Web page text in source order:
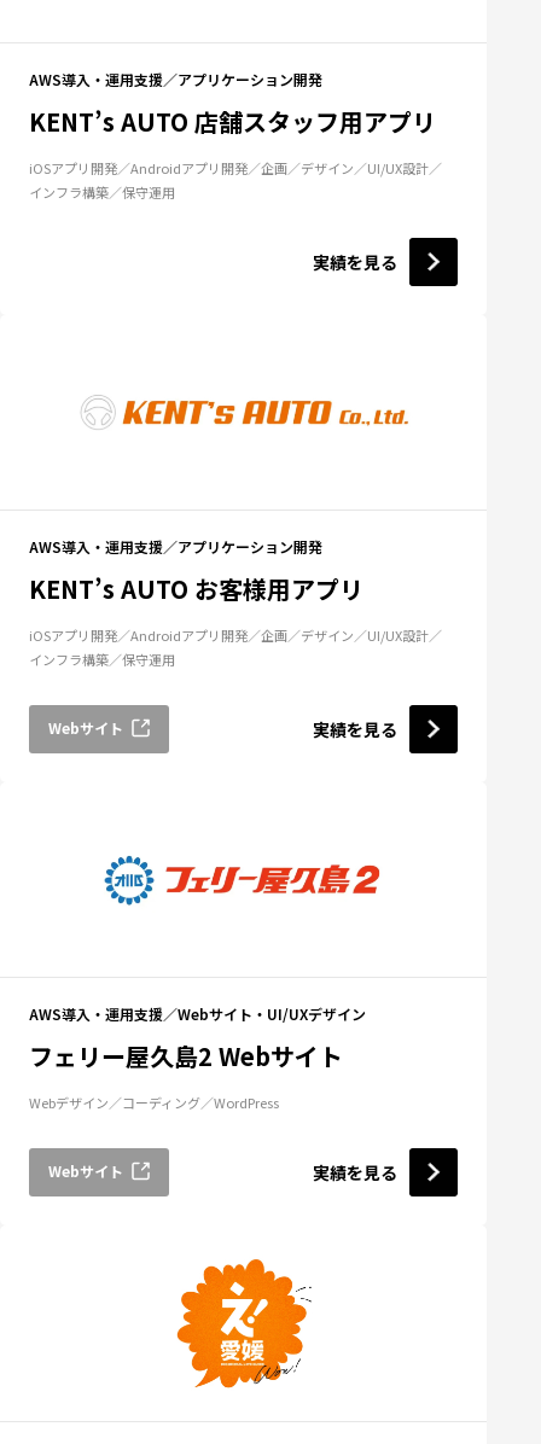
AWS導入・運用支援 アプリケーション開発
KENT’s AUTO 店舗スタッフ用アプリ
iOSアプリ開発 Androidアプリ開発 企画 デザイン
UI/UX設計
インフラ構築
保守運用
実績を見る
AWS導入・運用支援 アプリケーション開発
KENT’s AUTO お客様用アプリ
iOSアプリ開発 Androidアプリ開発 企画 デザイン
UI/UX設計
インフラ構築
保守運用
Webサイト 実績を見る
AWS導入・運用支援 Webサイト・UI/UXデザイン
フェリー屋久島2 Webサイト
Webデザイン コーディング WordPress
Webサイト 実績を見る